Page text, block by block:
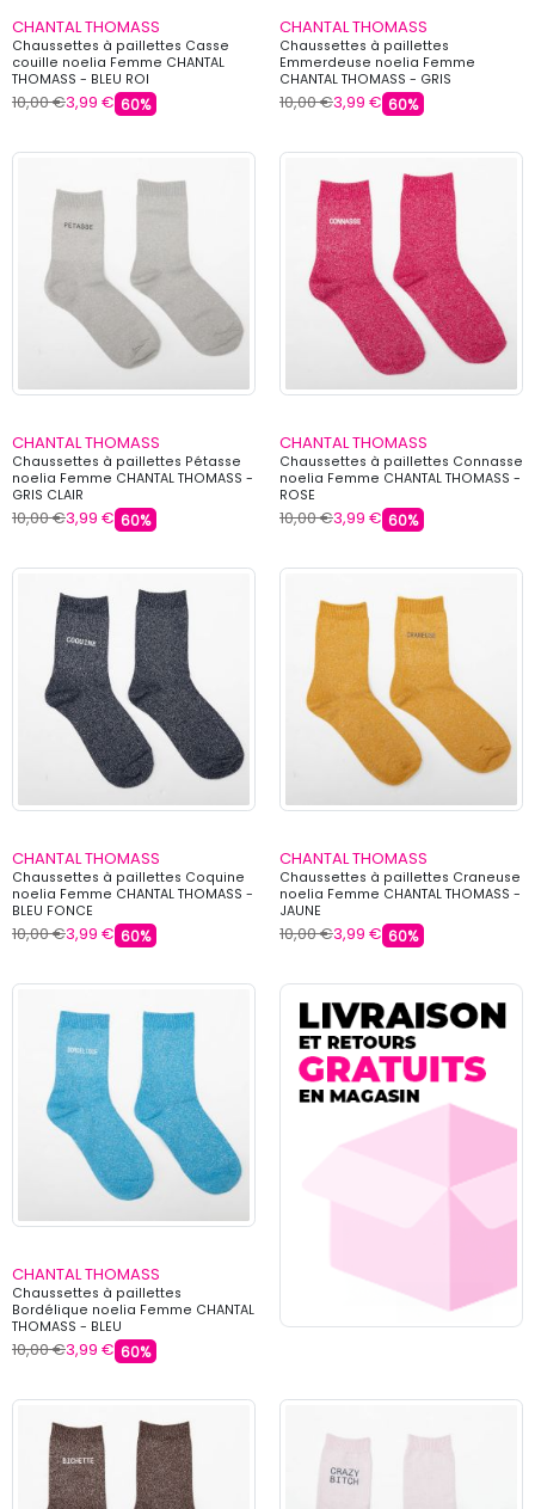
CHANTAL THOMASS
Chaussettes à paillettes Casse
couille noelia Femme CHANTAL
THOMASS - BLEU ROI
10,00 €3,99 € 60%
CHANTAL THOMASS
Chaussettes à paillettes
Emmerdeuse noelia Femme
CHANTAL THOMASS - GRIS
10,00 €3,99 € 60%
CHANTAL THOMASS
Chaussettes à paillettes Pétasse
noelia Femme CHANTAL THOMASS -
GRIS CLAIR
10,00 €3,99 € 60%
CHANTAL THOMASS
Chaussettes à paillettes Connasse
noelia Femme CHANTAL THOMASS -
ROSE
10,00 €3,99 € 60%
CHANTAL THOMASS
Chaussettes à paillettes Coquine
noelia Femme CHANTAL THOMASS -
BLEU FONCE
10,00 €3,99 € 60%
CHANTAL THOMASS
Chaussettes à paillettes Craneuse
noelia Femme CHANTAL THOMASS -
JAUNE
10,00 €3,99 € 60%
CHANTAL THOMASS
Chaussettes à paillettes
Bordélique noelia Femme CHANTAL
THOMASS - BLEU
10,00 €3,99 € 60%